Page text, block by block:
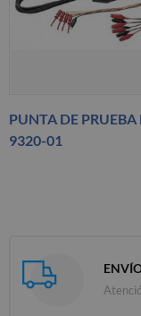
PUNTA DE
9320-01